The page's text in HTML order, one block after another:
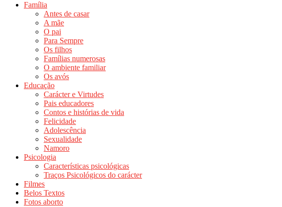
Família
Antes de casar
A mãe
O pai
Para Sempre
Os filhos
Famílias numerosas
O ambiente familiar
Os avós
Educação
Carácter e Virtudes
Pais educadores
Contos e histórias de vida
Felicidade
Adolescência
Sexualidade
Namoro
Psicologia
Características psicológicas
Traços Psicológicos do carácter
Filmes
Belos Textos
Fotos aborto